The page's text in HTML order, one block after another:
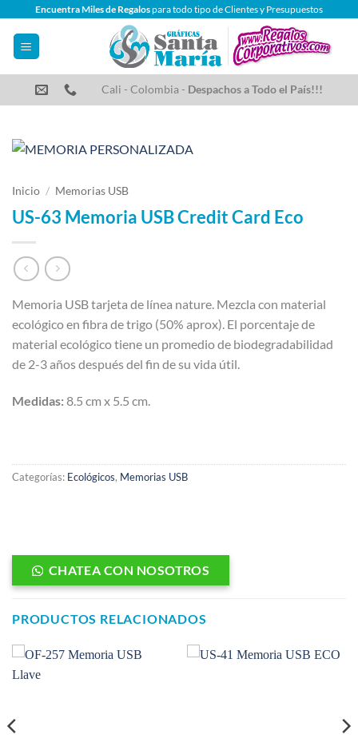
contenido
Encuentra Miles de Regalospara todo tipo de Clientes y Presupuestos
Cali - Colombia - Despachos a Todo el País!!!
Inicio / Memorias USB
US-63 Memoria USB Credit Card Eco
Memoria USB tarjeta de línea nature. Mezcla con material
ecológico en fibra de trigo (50% aprox). El porcentaje de
material ecológico tiene un promedio de biodegradabilidad
de 2-3 años después del fin de su vida útil.
Medidas: 8.5 cm x 5.5 cm.
Categorías: Ecológicos, Memorias USB
CHATEA CON NOSOTROS
PRODUCTOS RELACIONADOS